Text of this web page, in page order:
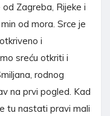
Zagreba, Rijeke i
od mora. Srce je
i
sreću otkriti i
rodnog
na prvi pogled. Kad
tu nastati pravi mali